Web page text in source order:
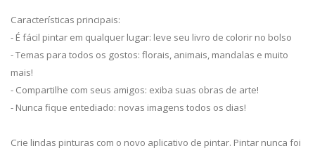
Características principais:
- É fácil pintar em qualquer lugar: leve seu livro de colorir no bolso
- Temas para todos os gostos: florais, animais, mandalas e muito
mais!
- Compartilhe com seus amigos: exiba suas obras de arte!
- Nunca fique entediado: novas imagens todos os dias!
Crie lindas pinturas com o novo aplicativo de pintar. Pintar nunca foi